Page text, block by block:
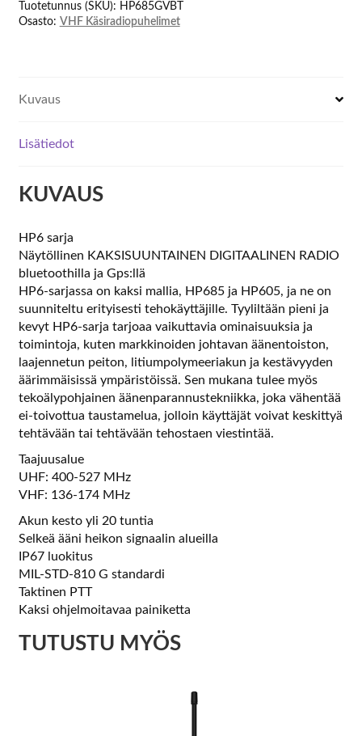
radio
DMR
Tuotetunnus (SKU): HP685GVBT
Osasto: VHF Käsiradiopuhelimet
Kuvaus
Lisätiedot
KUVAUS
HP6 sarja
Näytöllinen KAKSISUUNTAINEN DIGITAALINEN RADIO
bluetoothilla ja Gps:llä
HP6-sarjassa on kaksi mallia, HP685 ja HP605, ja ne on
suunniteltu erityisesti tehokäyttäjille. Tyyliltään pieni ja
kevyt HP6-sarja tarjoaa vaikuttavia ominaisuuksia ja
toimintoja, kuten markkinoiden johtavan äänentoiston,
laajennetun peiton, litiumpolymeeriakun ja kestävyyden
äärimmäisissä ympäristöissä. Sen mukana tulee myös
tekoälypohjainen äänenparannustekniikka, joka vähentää
ei-toivottua taustamelua, jolloin käyttäjät voivat keskittyä
tehtävään tai tehtävään tehostaen viestintää.
Taajuusalue
UHF: 400-527 MHz
VHF: 136-174 MHz
Akun kesto yli 20 tuntia
Selkeä ääni heikon signaalin alueilla
IP67 luokitus
MIL-STD-810 G standardi
Taktinen PTT
Kaksi ohjelmoitavaa painiketta
TUTUSTU MYÖS